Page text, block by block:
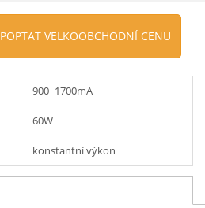
POPTAT VELKOOBCHODNÍ CENU
900~1700mA
60W
konstantní výkon